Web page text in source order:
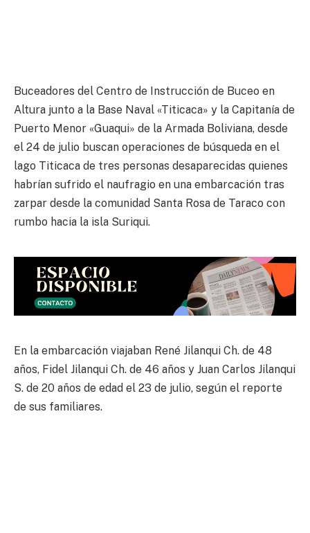
Buceadores del Centro de Instrucción de Buceo en
Altura junto a la Base Naval «Titicaca» y la Capitanía de
Puerto Menor «Guaqui» de la Armada Boliviana, desde
el 24 de julio buscan operaciones de búsqueda en el
lago Titicaca de tres personas desaparecidas quienes
habrían sufrido el naufragio en una embarcación tras
zarpar desde la comunidad Santa Rosa de Taraco con
rumbo hacia la isla Suriqui.
En la embarcación viajaban René Jilanqui Ch. de 48
años, Fidel Jilanqui Ch. de 46 años y Juan Carlos Jilanqui
S. de 20 años de edad el 23 de julio, según el reporte
de sus familiares.